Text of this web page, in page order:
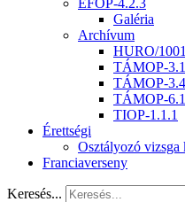
EFOP-4.2.3
Galéria
Archívum
HURO/
TÁMOP-
TÁMOP-
TÁMOP-
TIOP-1.1.1
Érettségi
Osztályozó vizsga
Franciaverseny
Keresés...